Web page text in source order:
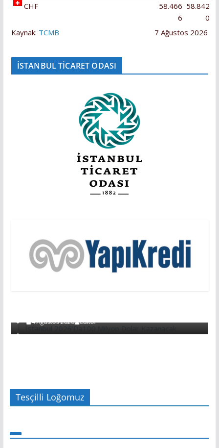
CHF
58.842
0
58.466
6
Kaynak: TCMB 7 Ağustos 2026
İSTANBUL TİCARET ODASI
4 Ağustos 2026 Editör
Tesçilli Loğomuz